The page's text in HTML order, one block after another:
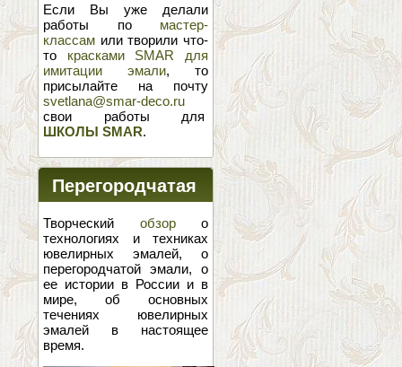
Если Вы уже делали
работы по мастер-
классам или творили что-
то красками SMAR для
имитации эмали, то
присылайте на почту
svetlana@smar-deco.ru
свои работы для
ШКОЛЫ SMAR.
Перегородчатая
эмаль
Творческий обзоро
технологиях и техниках
ювелирных эмалей, о
перегородчатой эмали, о
ее истории в России и в
мире, об основных
течениях ювелирных
эмалей в настоящее
время.